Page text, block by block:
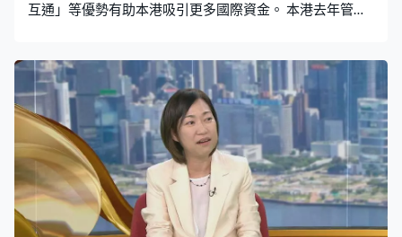
互通」等優勢有助本港吸引更多國際資金。 本港去年管理
董事會成員盧彩雲接受本台《財智．商傳》訪問時指出，
環球局勢動盪，更加突顯到本港的金融優勢，除了有完善
法律體系及監管制度，亦有成熟的資本市場，「就是（市
場）流通性非常大，香港是很重要的資本市場，近期新股
上市也相當活躍，最重要是背後有龐大的內地市場，透過
各項互聯互通制度能夠把資本市場活動帶來香港。」 本港
正與內地相關部門探討進一步完善跨境理財通，盧彩雲表
示業界期望投資產品範圍及額度可以進一步擴闊，「例如